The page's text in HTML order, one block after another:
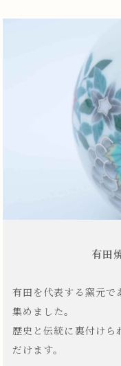
有田
有田を代表する窯元で
集めました。
歴史と伝統に裏付けら
だけます。